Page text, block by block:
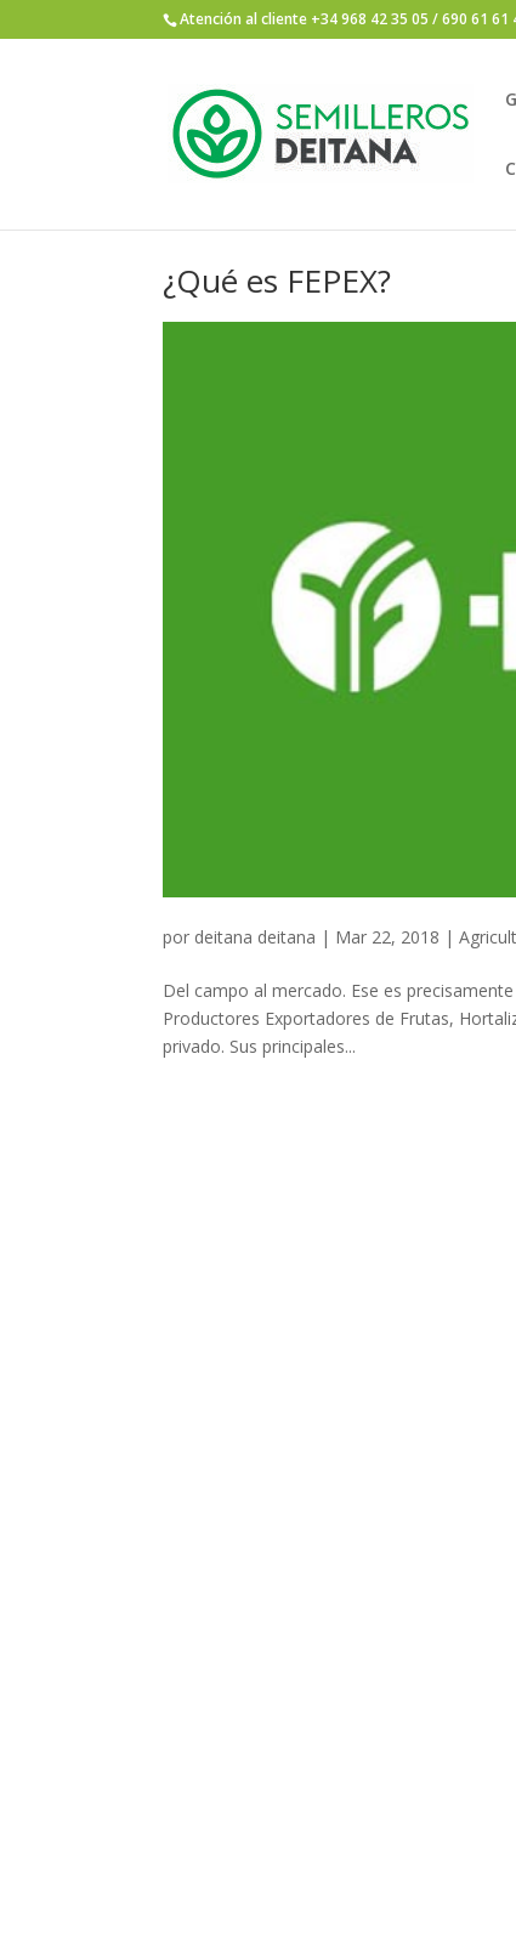
Atención al cliente +34 968 42 35 05 / 690 61 61
¿Qué es FEPEX?
por deitana deitana | Mar 22, 2018 |
Del campo al mercado. Ese es
Productores Exportadores de Frutas,
privado. Sus principales...